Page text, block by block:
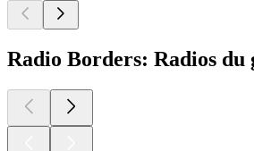
Radio Borders: Radios du